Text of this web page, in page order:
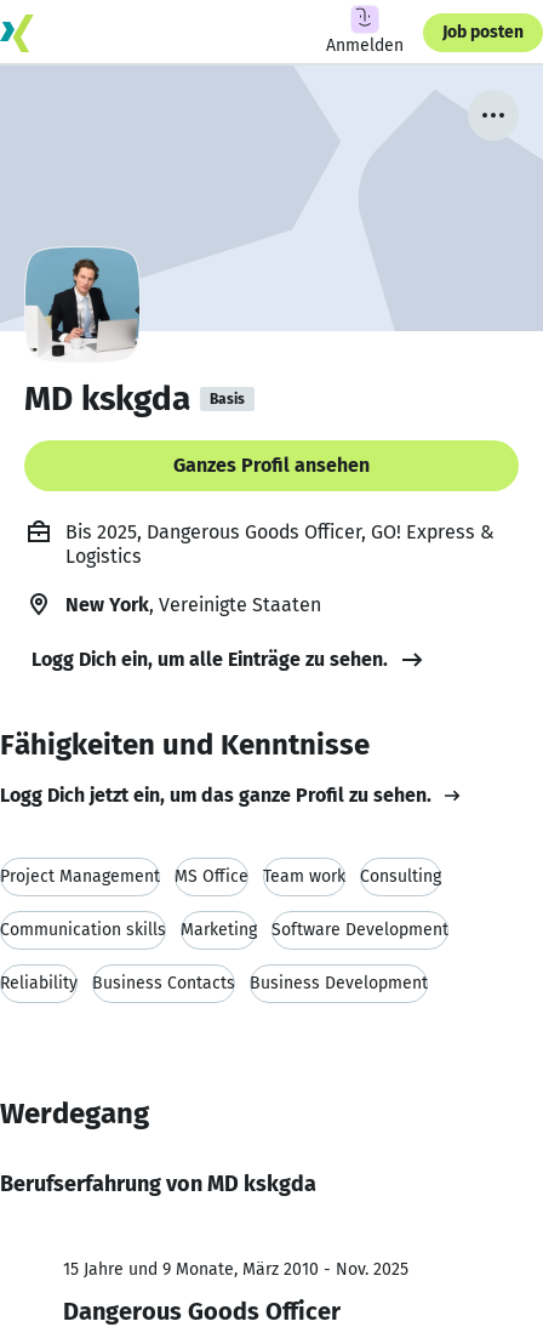
Anmelden
Job posten
MD kskgda Basis
Ganzes Profil ansehen
Bis 2025, Dangerous Goods Officer, GO! Express &
Logistics
New York, Vereinigte Staaten
Logg Dich ein, um alle Einträge zu sehen.
Fähigkeiten und Kenntnisse
Logg Dich jetzt ein, um das ganze Profil zu sehen.
Project Management MS Office Team work Consulting
Communication skills Marketing Software Development
Reliability Business Contacts Business Development
Werdegang
Berufserfahrung von MD kskgda
15 Jahre und 9 Monate, März 2010 - Nov. 2025
Dangerous Goods Officer